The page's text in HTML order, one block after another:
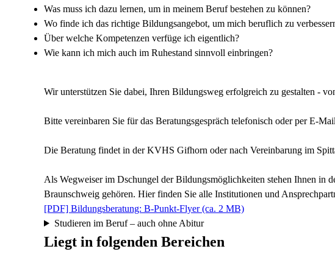
Was muss ich dazu lernen, um in meinem Beruf bestehen zu können?
Wo finde ich das richtige Bildungsangebot, um mich beruflich zu
Über welche Kompetenzen verfüge ich eigentlich?
Wie kann ich mich auch im Ruhestand sinnvoll einbringen?
Wir unterstützen Sie dabei, Ihren Bildungsweg erfolgreich zu gestalten -
Bitte vereinbaren Sie für das Beratungsgespräch telefonisch oder per E-
Die Beratung findet in der KVHS Gifhorn oder nach Vereinbarung im
Als Wegweiser im Dschungel der Bildungsmöglichkeiten stehen Ihnen in
Braunschweig gehören. Hier finden Sie alle Institutionen und
[PDF] Bildungsberatung: B-Punkt-Flyer(ca. 2 MB)
Studieren im Beruf – auch ohne Abitur
Liegt in folgenden Bereichen